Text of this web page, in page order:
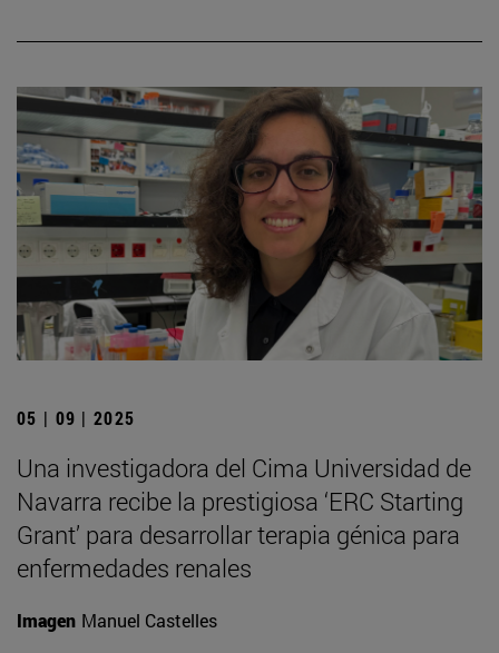
05 | 09 | 2025
Una investigadora del Cima Universidad de
Navarra recibe la prestigiosa ‘ERC Starting
Grant’ para desarrollar terapia génica para
enfermedades renales
Imagen Manuel Castelles